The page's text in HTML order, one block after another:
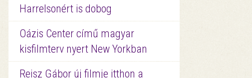
Harrelsonért is dobog
Oázis Center című magyar
kisfilmterv nyert New Yorkban
Reisz Gábor új filmje itthon a